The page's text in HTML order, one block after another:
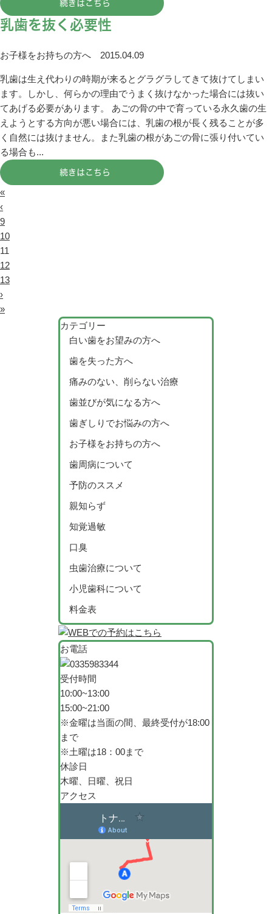
続きはこちら
乳歯を抜く必要性
お子様をお持ちの方へ 2015.04.09
乳歯は生え代わりの時期が来るとグラグラしてきて抜けてしまい
ます。しかし、何らかの理由でうまく抜けなかった場合には抜い
てあげる必要があります。 あごの骨の中で育っている永久歯の生
えようとする方向が悪い場合には、乳歯の根が長く残ることが多
く自然には抜けません。また乳歯の根があごの骨に張り付いてい
る場合も...
続きはこちら
«
‹
9
10
11
12
13
›
»
カテゴリー
白い歯をお望みの方へ
歯を失った方へ
痛みのない、削らない治療
歯並びが気になる方へ
歯ぎしりでお悩みの方へ
お子様をお持ちの方へ
歯周病について
予防のススメ
親知らず
知覚過敏
口臭
虫歯治療について
小児歯科について
料金表
お電話
受付時間
10:00~13:00
15:00~21:00
※金曜は当面の間、最終受付が18:00
まで
※土曜は18：00まで
休診日
木曜、日曜、祝日
アクセス